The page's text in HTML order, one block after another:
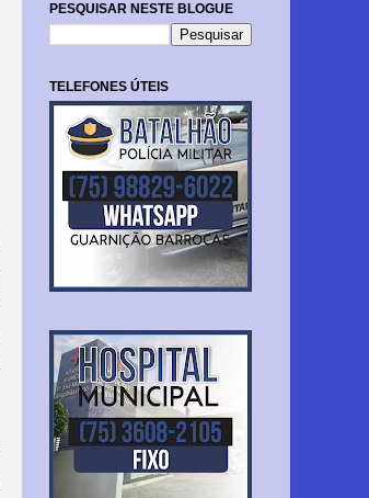
PESQUISAR NESTE BLOGUE
TELEFONES ÚTEIS